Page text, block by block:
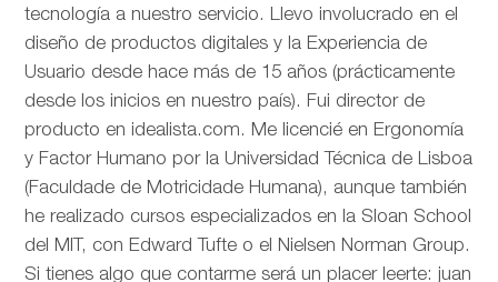
tecnología a nuestro servicio. Llevo involucrado en el
diseño de productos digitales y la Experiencia de
Usuario desde hace más de 15 años (prácticamente
desde los inicios en nuestro país). Fui director de
producto en idealista.com. Me licencié en Ergonomía
y Factor Humano por la Universidad Técnica de Lisboa
(Faculdade de Motricidade Humana), aunque también
he realizado cursos especializados en la Sloan School
del MIT, con Edward Tufte o el Nielsen Norman Group.
Si tienes algo que contarme será un placer leerte: juan